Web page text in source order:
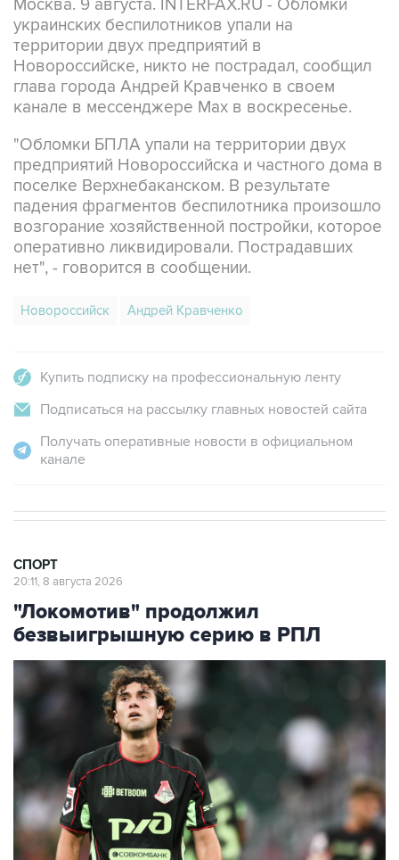
Москва. 9 августа. INTERFAX.RU - Обломки
украинских беспилотников упали на
территории двух предприятий в
Новороссийске, никто не пострадал, сообщил
глава города Андрей Кравченко в своем
канале в мессенджере Max в воскресенье.
"Обломки БПЛА упали на территории двух
предприятий Новороссийска и частного дома в
поселке Верхнебаканском. В результате
падения фрагментов беспилотника произошло
возгорание хозяйственной постройки, которое
оперативно ликвидировали. Пострадавших
нет", - говорится в сообщении.
Новороссийск Андрей Кравченко
Купить подписку на профессиональную ленту
Подписаться на рассылку главных новостей сайта
Получать оперативные новости в официальном
канале
СПОРТ
20:11, 8 августа 2026
"Локомотив" продолжил
безвыигрышную серию в РПЛ